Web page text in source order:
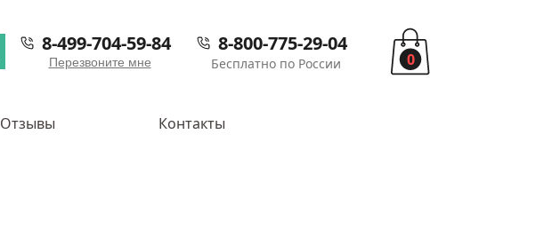
8-499-704-59-84
Перезвоните мне
8-800-775-29-04
Бесплатно по России
0
Отзывы Контакты